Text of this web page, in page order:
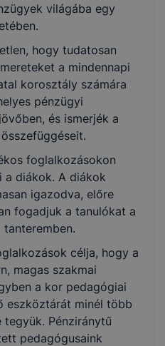
világába egy
hogy tudatosan
a mindennapi
korosztály számára
pénzügyi
és ismerjék a
foglalkozásokon
a diákok. A diákok
igazodva, előre
fogadjuk a tanulókat a
tanteremben.
célja, hogy a
magas szakmai
a kor pedagógiai
eszköztárát minél több
tegyük. Pénziránytű
pedagógusaink